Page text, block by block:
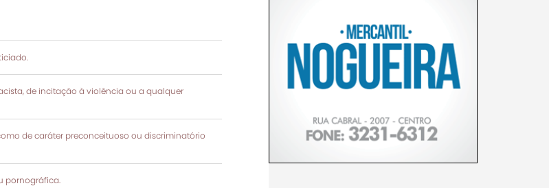
de incitação à violência ou a qualquer
de caráter preconceituoso ou discriminatório
pornográfica.